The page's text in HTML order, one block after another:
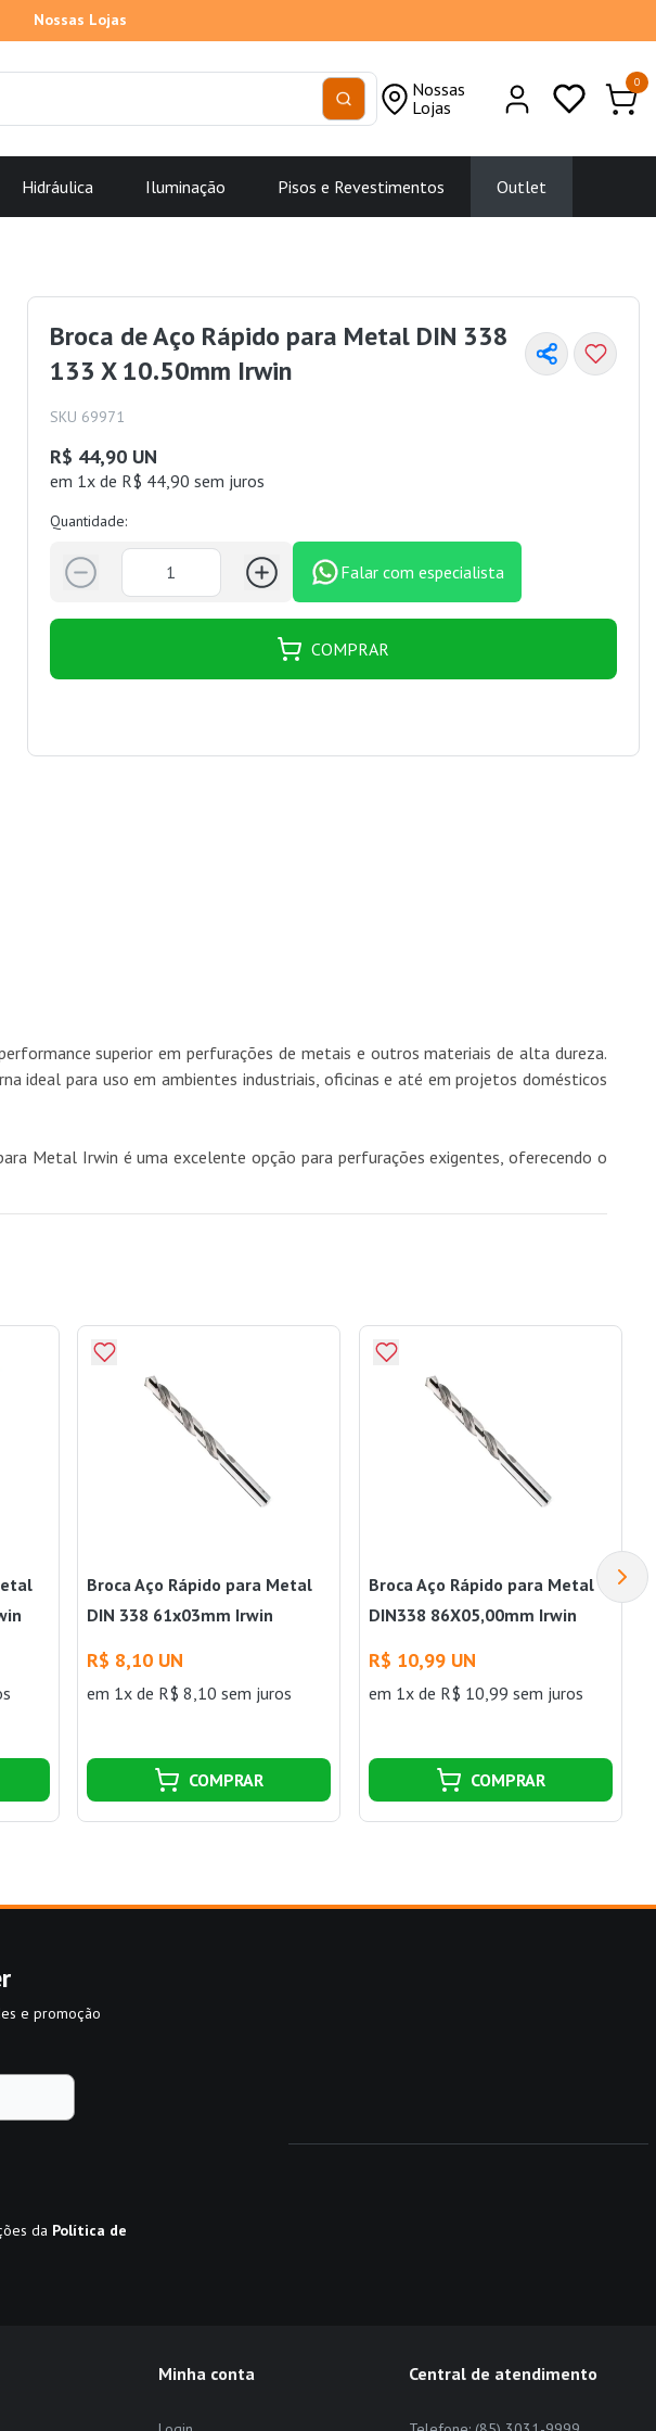
Nossas Lojas
Nossas
Lojas
0
Hidráulica Iluminação Pisos e Revestimentos Outlet
Broca de Aço Rápido para Metal DIN 338
133 X 10.50mm Irwin
SKU 69971
R$ 44,90 UN
em 1x de R$ 44,90 sem juros
Quantidade:
Falar com especialista
COMPRAR
superior em perfurações de metais e outros materiais de alta dureza.
ideal para uso em ambientes industriais, oficinas e até em projetos domésticos
Metal Irwin é uma excelente opção para perfurações exigentes, oferecendo o
Broca Aço Rápido para Metal
DIN 338 61x03mm Irwin
R$ 8,10 UN
em 1x de R$ 8,10 sem juros
COMPRAR
Broca Aço Rápido para Metal
DIN338 86X05,00mm Irwin
R$ 10,99 UN
em 1x de R$ 10,99 sem juros
COMPRAR
e promoção
da Política de
Minha conta Central de atendimento